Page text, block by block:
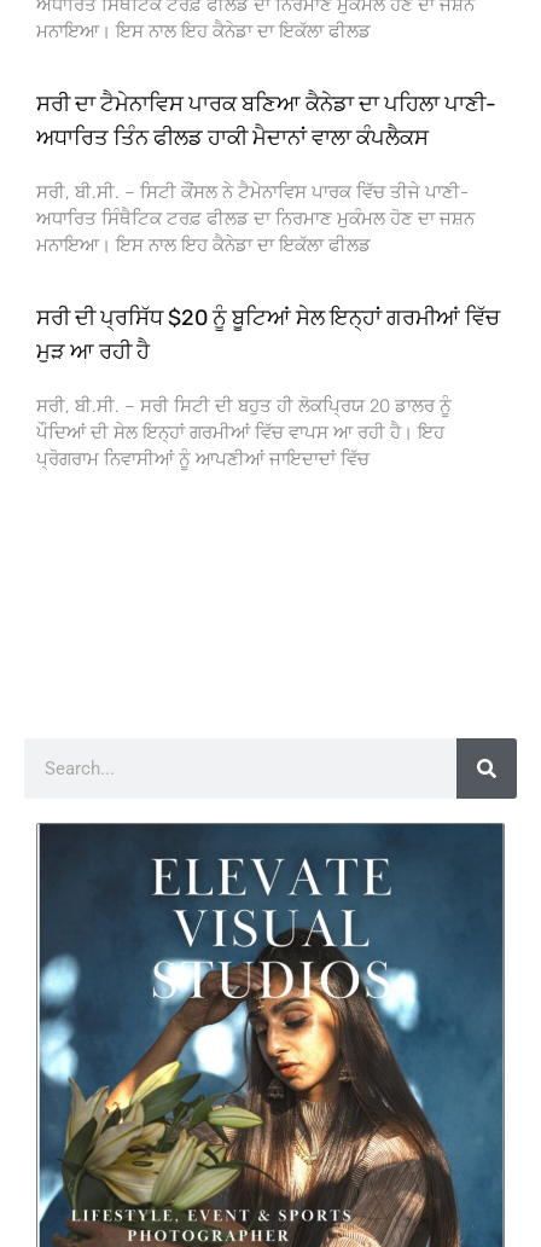
ਅਧਾਰਿਤ ਸਿੰਥੈਟਿਕ ਟਰਫ਼ ਫੀਲਡ ਦਾ ਨਿਰਮਾਣ ਮੁਕੰਮਲ ਹੋਣ ਦਾ ਜਸ਼ਨ
ਮਨਾਇਆ। ਇਸ ਨਾਲ ਇਹ ਕੈਨੇਡਾ ਦਾ ਇਕੱਲਾ ਫੀਲਡ
ਸਰੀ ਦਾ ਟੈਮੇਨਾਵਿਸ ਪਾਰਕ ਬਣਿਆ ਕੈਨੇਡਾ ਦਾ ਪਹਿਲਾ ਪਾਣੀ-
ਅਧਾਰਿਤ ਤਿੰਨ ਫੀਲਡ ਹਾਕੀ ਮੈਦਾਨਾਂ ਵਾਲਾ ਕੰਪਲੈਕਸ
ਸਰੀ, ਬੀ.ਸੀ. – ਸਿਟੀ ਕੌਂਸਲ ਨੇ ਟੈਮੇਨਾਵਿਸ ਪਾਰਕ ਵਿੱਚ ਤੀਜੇ ਪਾਣੀ-
ਅਧਾਰਿਤ ਸਿੰਥੈਟਿਕ ਟਰਫ਼ ਫੀਲਡ ਦਾ ਨਿਰਮਾਣ ਮੁਕੰਮਲ ਹੋਣ ਦਾ ਜਸ਼ਨ
ਮਨਾਇਆ। ਇਸ ਨਾਲ ਇਹ ਕੈਨੇਡਾ ਦਾ ਇਕੱਲਾ ਫੀਲਡ
ਸਰੀ ਦੀ ਪ੍ਰਸਿੱਧ $20 ਨੂੰ ਬੂਟਿਆਂ ਸੇਲ ਇਨ੍ਹਾਂ ਗਰਮੀਆਂ ਵਿੱਚ
ਮੁੜ ਆ ਰਹੀ ਹੈ
ਸਰੀ, ਬੀ.ਸੀ. – ਸਰੀ ਸਿਟੀ ਦੀ ਬਹੁਤ ਹੀ ਲੋਕਪ੍ਰਿਯ 20 ਡਾਲਰ ਨੂੰ
ਪੌਦਿਆਂ ਦੀ ਸੇਲ ਇਨ੍ਹਾਂ ਗਰਮੀਆਂ ਵਿੱਚ ਵਾਪਸ ਆ ਰਹੀ ਹੈ। ਇਹ
ਪ੍ਰੋਗਰਾਮ ਨਿਵਾਸੀਆਂ ਨੂੰ ਆਪਣੀਆਂ ਜਾਇਦਾਦਾਂ ਵਿੱਚ